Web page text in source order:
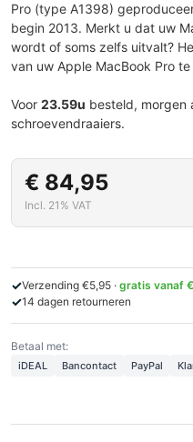
Pro (type A1398)
begin 2013. Merkt u dat uw
wordt of soms zelfs uitvalt?
van uw Apple MacBook Pro
Voor 23.59u besteld, morgen
schroevendraaiers.
€ 84,95
Incl. 21% VAT
✓Verzending €5,95 · gratis vanaf
✓14 dagen retourneren
Betaal met:
iDEAL Bancontact PayPal